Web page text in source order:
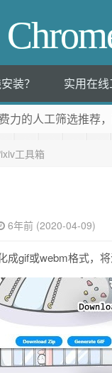
装？ 实用在
力的人工筛选推荐
工具箱
6年前 (2020-04-09)
gif或webm格式，